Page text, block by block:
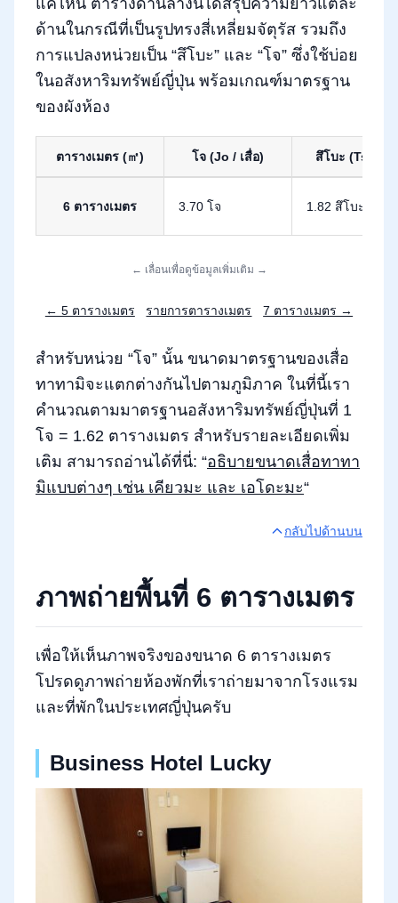
ด้านในกรณีที่เป็นรูปทรงสี่เหลี่ยมจัตุรัส รวมถึง
การแปลงหน่วยเป็น “สึโบะ” และ “โจ” ซึ่งใช้บ่อย
ในอสังหาริมทรัพย์ญี่ปุ่น พร้อมเกณฑ์มาตรฐาน
ของผังห้อง
ตารางเมตร (㎡) โจ (Jo / เสื่อ) สึโบะ (Tsubo)
6 ตารางเมตร 3.70 โจ 1.82 สึโบะ
← เลื่อนเพื่อดูข้อมูลเพิ่มเติม →
← 5 ตารางเมตร รายการตารางเมตร 7 ตารางเมตร →
สำหรับหน่วย “โจ” นั้น ขนาดมาตรฐานของเสื่อ
ทาทามิจะแตกต่างกันไปตามภูมิภาค ในที่นี้เรา
คำนวณตามมาตรฐานอสังหาริมทรัพย์ญี่ปุ่นที่ 1
โจ = 1.62 ตารางเมตร สำหรับรายละเอียดเพิ่ม
เติม สามารถอ่านได้ที่นี่: “อธิบายขนาดเสื่อทาทา
มิแบบต่างๆ เช่น เคียวมะ และ เอโดะมะ“
กลับไปด้านบน
ภาพถ่ายพื้นที่ 6 ตารางเมตร
เพื่อให้เห็นภาพจริงของขนาด 6 ตารางเมตร
โปรดดูภาพถ่ายห้องพักที่เราถ่ายมาจากโรงแรม
และที่พักในประเทศญี่ปุ่นครับ
Business Hotel Lucky